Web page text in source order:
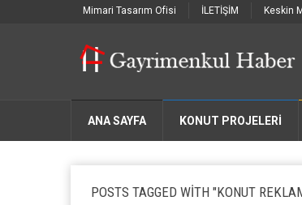
Mimari Tasarım Ofisi İLETİŞİM Keskin
ANA SAYFA KONUT PROJELERİ
POSTS TAGGED WITH "KONUT